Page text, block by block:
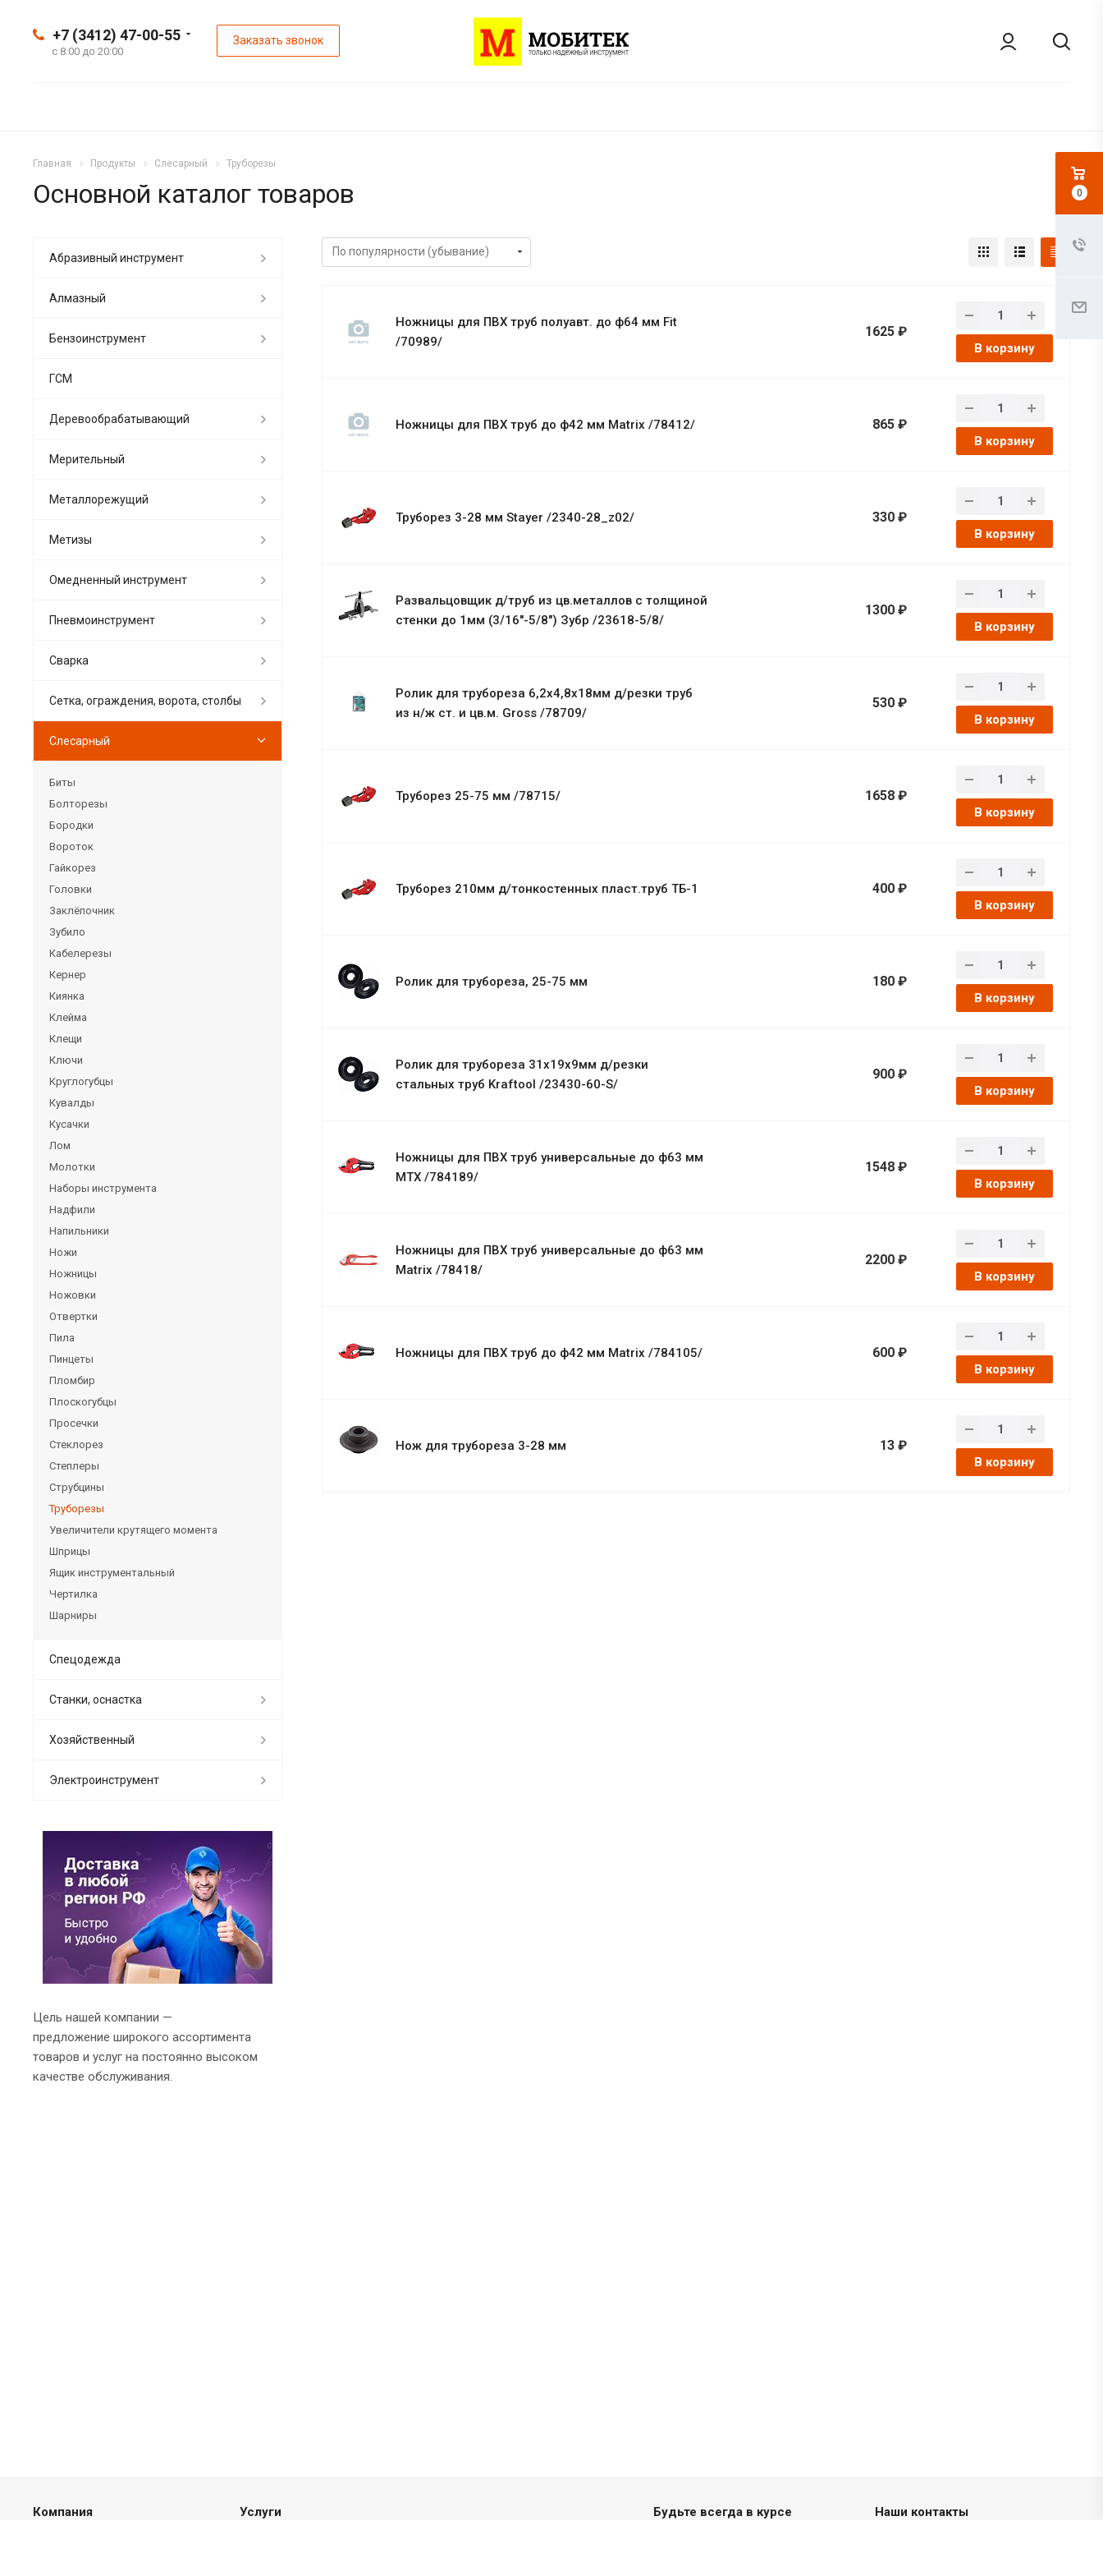
+7 (3412) 47-00-55
с 8:00 до 20:00
Заказать звонок
Главная Продукты Слесарный Труборезы
Основной каталог товаров
Ножницы для ПВХ труб полуавт. до ф64 мм Fit
/70989/
1625 ₽
В корзину
Ножницы для ПВХ труб до ф42 мм Matrix /78412/ 865 ₽
В корзину
Труборез 3-28 мм Stayer /2340-28_z02/ 330 ₽
В корзину
Развальцовщик д/труб из цв.металлов с толщиной
стенки до 1мм (3/16"-5/8") Зубр /23618-5/8/
1300 ₽
В корзину
Ролик для трубореза 6,2х4,8х18мм д/резки труб
из н/ж ст. и цв.м. Gross /78709/
530 ₽
В корзину
Труборез 25-75 мм /78715/ 1658 ₽
В корзину
Труборез 210мм д/тонкостенных пласт.труб ТБ-1 400 ₽
В корзину
Ролик для трубореза, 25-75 мм 180 ₽
В корзину
Ролик для трубореза 31х19х9мм д/резки
стальных труб Kraftool /23430-60-S/
900 ₽
В корзину
Ножницы для ПВХ труб универсальные до ф63 мм
MTX /784189/
1548 ₽
В корзину
Ножницы для ПВХ труб универсальные до ф63 мм
Matrix /78418/
2200 ₽
В корзину
Ножницы для ПВХ труб до ф42 мм Matrix /784105/ 600 ₽
В корзину
Нож для трубореза 3-28 мм 13 ₽
В корзину
Абразивный инструмент
Алмазный
Бензоинструмент
ГСМ
Деревообрабатывающий
Мерительный
Металлорежущий
Метизы
Омедненный инструмент
Пневмоинструмент
Сварка
Сетка, ограждения, ворота, столбы
Слесарный
Биты
Болторезы
Бородки
Вороток
Гайкорез
Головки
Заклёпочник
Зубило
Кабелерезы
Кернер
Киянка
Клейма
Клещи
Ключи
Круглогубцы
Кувалды
Кусачки
Лом
Молотки
Наборы инструмента
Надфили
Напильники
Ножи
Ножницы
Ножовки
Отвертки
Пила
Пинцеты
Пломбир
Плоскогубцы
Просечки
Стеклорез
Степлеры
Струбцины
Труборезы
Увеличители крутящего момента
Шприцы
Ящик инструментальный
Чертилка
Шарниры
Спецодежда
Станки, оснастка
Хозяйственный
Электроинструмент
Цель нашей компании —
предложение широкого ассортимента
товаров и услуг на постоянно высоком
качестве обслуживания.
Компания Услуги Будьте всегда в курсе Наши контакты
0